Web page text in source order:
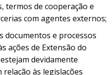
termos de cooperação e
com agentes externos;
documentos e processos
ações de Extensão do
devidamente
às legislações